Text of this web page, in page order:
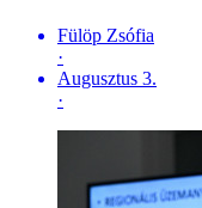
Fülöp Zsófia
·
Augusztus 3.
·